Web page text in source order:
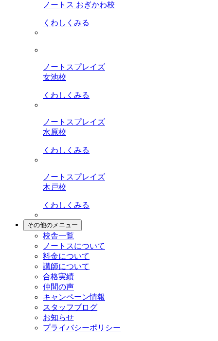
ノートス おぎかわ校
くわしくみる
ノートスプレイズ
女池校
くわしくみる
ノートスプレイズ
水原校
くわしくみる
ノートスプレイズ
木戸校
くわしくみる
その他のメニュー
校舎一覧
ノートスについて
料金について
講師について
合格実績
仲間の声
キャンペーン情報
スタッフブログ
お知らせ
プライバシーポリシー